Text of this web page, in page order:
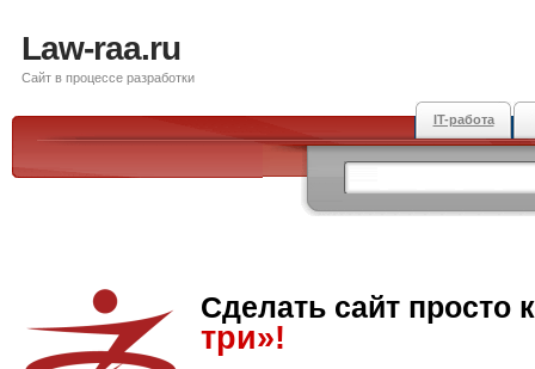
Law-raa.ru
Сайт в процессе разработки
IT-работа
Сделать сайт просто
три»!